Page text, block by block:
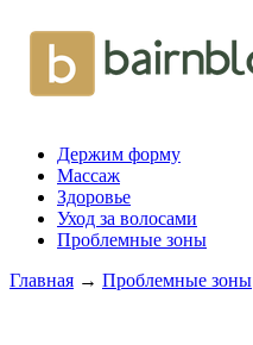
Держим форму
Массаж
Здоровье
Уход за волосами
Проблемные зоны
Главная → Проблемные зоны